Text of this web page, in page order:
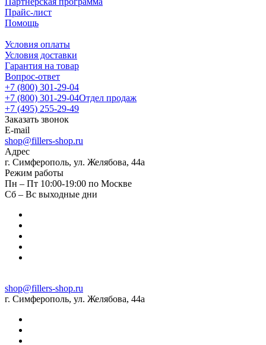
Прайс-лист
Помощь
Условия оплаты
Условия доставки
Гарантия на товар
Вопрос-ответ
+7 (800) 301-29-04
+7 (800) 301-29-04Отдел продаж
+7 (495) 255-29-49
Заказать звонок
E-mail
shop@fillers-shop.ru
Адрес
г. Симферополь, ул. Желябова, 44а
Режим работы
Пн – Пт 10:00-19:00 по Москве
Сб – Вс выходные дни
shop@fillers-shop.ru
г. Симферополь, ул. Желябова, 44а